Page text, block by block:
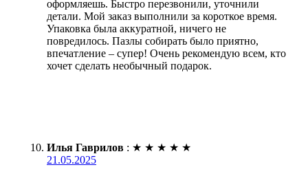
оформляешь. Быстро перезвонили, уточнили
детали. Мой заказ выполнили за короткое время.
Упаковка была аккуратной, ничего не
повредилось. Пазлы собирать было приятно,
впечатление – супер! Очень рекомендую всем, кто
хочет сделать необычный подарок.
Илья Гаврилов : ★ ★ ★ ★ ★
21.05.2025